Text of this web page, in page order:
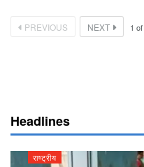
PREVIOUS NEXT 1 of
Headlines
राष्ट्रीय